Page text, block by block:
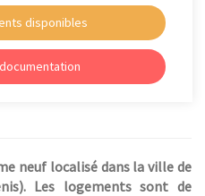
disponibles
neuf localisé dans la ville de
Les logements sont de